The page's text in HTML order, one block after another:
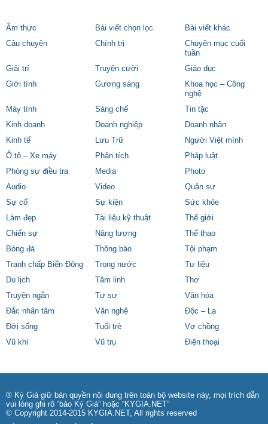
Ẩm thực Bài viết chọn lọc
Bài viết khác
Câu chuyện
Chính trị
Chuyên mục cuối
tuần
Giải trí
Truyện cười
Giáo dục
Giới tính
Gương sáng
Khoa học – Công
nghệ
Máy tính
Sáng chế
Tin tặc
Kinh doanh
Doanh nghiệp
Doanh nhân
Kinh tế
Lưu Trữ
Người Việt mình
Ô tô – Xe máy
Phân tích
Pháp luật
Phóng sự điều tra
Media
Photo
Audio
Video
Quân sự
Sự cố
Sự kiện
Sức khỏe
Làm đẹp
Tài liệu kỹ thuật
Thế giới
Chiến sự
Năng lượng
Thể thao
Bóng đá
Thông báo
Tội phạm
Tranh chấp Biển Đông
Trong nước
Tư liệu
Du lịch
Tâm linh
Thơ
Truyện ngắn
Tự sự
Văn hóa
Đắc nhân tâm
Văn nghệ
Độc – Lạ
Đời sống
Tuổi trẻ
Vợ chồng
Vũ khí
Vũ trụ Điện thoại
® Ký Giả giữ bản quyền nội dung trên toàn bộ website này, mọi trích dẫn
vui lòng ghi rõ “báo Ký Giả” hoặc “KYGIA.NET”
© Copyright 2014-2015 KYGIA.NET, All rights reserved